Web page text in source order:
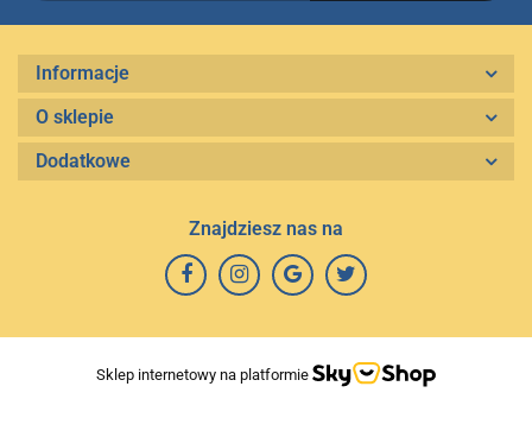
Informacje
O sklepie
Dodatkowe
Znajdziesz nas na
Sklep internetowy na platformie